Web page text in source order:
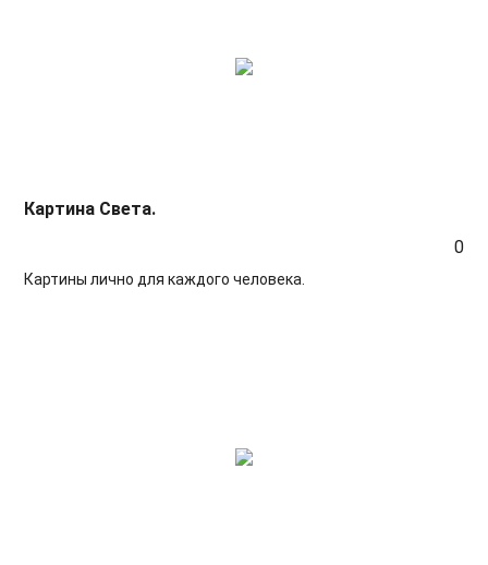
Картина Света.
0
Картины лично для каждого человека.